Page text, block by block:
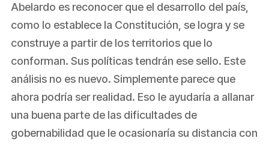
Abelardo es reconocer que el desarrollo del país,
como lo establece la Constitución, se logra y se
construye a partir de los territorios que lo
conforman. Sus políticas tendrán ese sello. Este
análisis no es nuevo. Simplemente parece que
ahora podría ser realidad. Eso le ayudaría a allanar
una buena parte de las dificultades de
gobernabilidad que le ocasionaría su distancia con